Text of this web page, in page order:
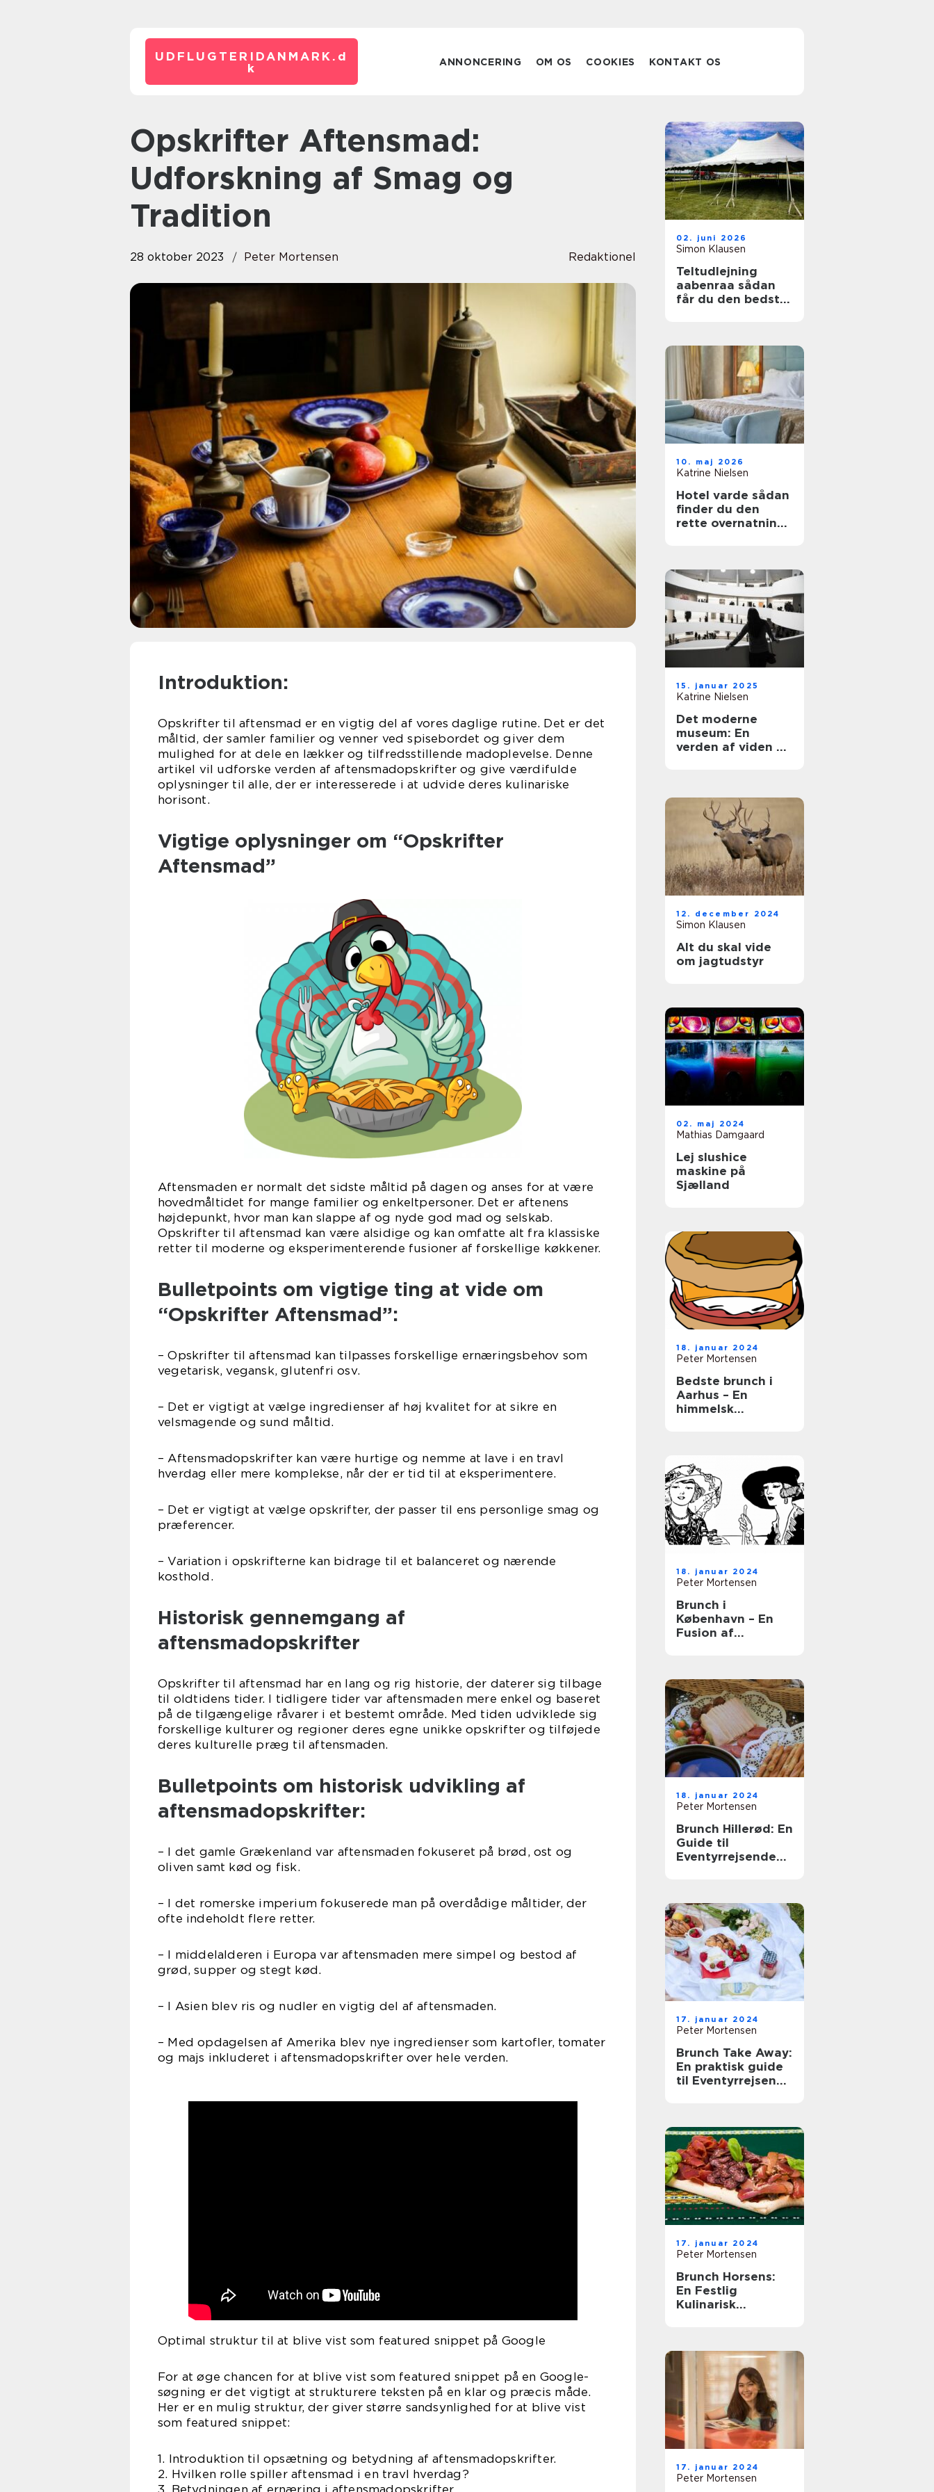
UDFLUGTERIDANMARK. d
k
ANNONCERING OM OS COOKIES KONTAKT OS
Opskrifter Aftensmad:
Udforskning af Smag og
Tradition
28 oktober 2023 Peter Mortensen Redaktionel
Introduktion:
Opskrifter til aftensmad er en vigtig del af vores daglige rutine. Det er det
måltid, der samler familier og venner ved spisebordet og giver dem
mulighed for at dele en lækker og tilfredsstillende madoplevelse. Denne
artikel vil udforske verden af aftensmadopskrifter og give værdifulde
oplysninger til alle, der er interesserede i at udvide deres kulinariske
horisont.
Vigtige oplysninger om “Opskrifter
Aftensmad”
Aftensmaden er normalt det sidste måltid på dagen og anses for at være
hovedmåltidet for mange familier og enkeltpersoner. Det er aftenens
højdepunkt, hvor man kan slappe af og nyde god mad og selskab.
Opskrifter til aftensmad kan være alsidige og kan omfatte alt fra klassiske
retter til moderne og eksperimenterende fusioner af forskellige køkkener.
Bulletpoints om vigtige ting at vide om
“Opskrifter Aftensmad”:
– Opskrifter til aftensmad kan tilpasses forskellige ernæringsbehov som
vegetarisk, vegansk, glutenfri osv.
– Det er vigtigt at vælge ingredienser af høj kvalitet for at sikre en
velsmagende og sund måltid.
– Aftensmadopskrifter kan være hurtige og nemme at lave i en travl
hverdag eller mere komplekse, når der er tid til at eksperimentere.
– Det er vigtigt at vælge opskrifter, der passer til ens personlige smag og
præferencer.
– Variation i opskrifterne kan bidrage til et balanceret og nærende
kosthold.
Historisk gennemgang af
aftensmadopskrifter
Opskrifter til aftensmad har en lang og rig historie, der daterer sig tilbage
til oldtidens tider. I tidligere tider var aftensmaden mere enkel og baseret
på de tilgængelige råvarer i et bestemt område. Med tiden udviklede sig
forskellige kulturer og regioner deres egne unikke opskrifter og tilføjede
deres kulturelle præg til aftensmaden.
Bulletpoints om historisk udvikling af
aftensmadopskrifter:
– I det gamle Grækenland var aftensmaden fokuseret på brød, ost og
oliven samt kød og fisk.
– I det romerske imperium fokuserede man på overdådige måltider, der
ofte indeholdt flere retter.
– I middelalderen i Europa var aftensmaden mere simpel og bestod af
grød, supper og stegt kød.
– I Asien blev ris og nudler en vigtig del af aftensmaden.
– Med opdagelsen af Amerika blev nye ingredienser som kartofler, tomater
og majs inkluderet i aftensmadopskrifter over hele verden.
Optimal struktur til at blive vist som featured snippet på Google
For at øge chancen for at blive vist som featured snippet på en Google-
søgning er det vigtigt at strukturere teksten på en klar og præcis måde.
Her er en mulig struktur, der giver større sandsynlighed for at blive vist
som featured snippet:
1. Introduktion til opsætning og betydning af aftensmadopskrifter.
2. Hvilken rolle spiller aftensmad i en travl hverdag?
3. Betydningen af ernæring i aftensmadopskrifter.
02. juni 2026
Simon Klausen
Teltudlejning
aabenraa sådan
får du den bedste
10. maj 2026
Katrine Nielsen
Hotel varde sådan
finder du den
rette overnatning
15. januar 2025
Katrine Nielsen
Det moderne
museum: En
verden af viden og
12. december 2024
Simon Klausen
Alt du skal vide
om jagtudstyr
02. maj 2024
Mathias Damgaard
Lej slushice
maskine på
Sjælland
18. januar 2024
Peter Mortensen
Bedste brunch i
Aarhus – En
himmelsk
18. januar 2024
Peter Mortensen
Brunch i
København – En
Fusion af
18. januar 2024
Peter Mortensen
Brunch Hillerød: En
Guide til
Eventyrrejsende
17. januar 2024
Peter Mortensen
Brunch Take Away:
En praktisk guide
til Eventyrrejsende
17. januar 2024
Peter Mortensen
Brunch Horsens:
En Festlig
Kulinarisk
17. januar 2024
Peter Mortensen